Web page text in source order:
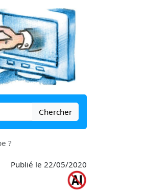
Chercher
?
Publié le 22/05/2020